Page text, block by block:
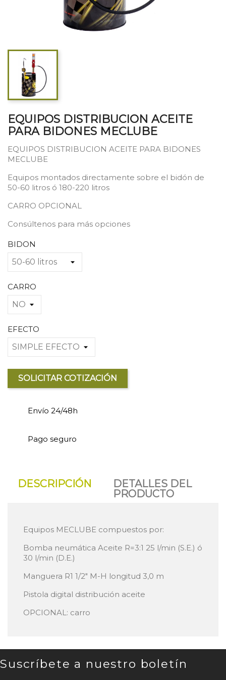
EQUIPOS DISTRIBUCION ACEITE
PARA BIDONES MECLUBE
EQUIPOS DISTRIBUCION ACEITE PARA BIDONES
MECLUBE
Equipos montados directamente sobre el bidón de
50-60 litros ó 180-220 litros
CARRO OPCIONAL
Consúltenos para más opciones
BIDON
CARRO
EFECTO
SOLICITAR COTIZACIÓN
Envío 24/48h
Pago seguro
DESCRIPCIÓN
DETALLES DEL
PRODUCTO
Equipos MECLUBE compuestos por:
Bomba neumática Aceite R=3:1 25 l/min (S.E.) ó
30 l/min (D.E.)
Manguera R1 1/2" M-H longitud 3,0 m
Pistola digital distribución aceite
OPCIONAL: carro
Suscríbete a nuestro boletín